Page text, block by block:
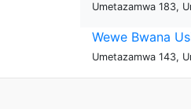
Umetazamwa 183,
Wewe Bwana
Umetazamwa 143,